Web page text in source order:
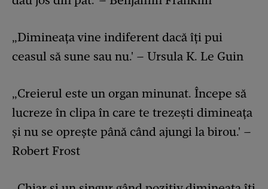
„Dimineața vine indiferent dacă îți pui
ceasul să sune sau nu.' – Ursula K. Le Guin
„Creierul este un organ minunat. Începe să
lucreze în clipa în care te trezești dimineața
și nu se oprește până când ajungi la birou.' –
Robert Frost